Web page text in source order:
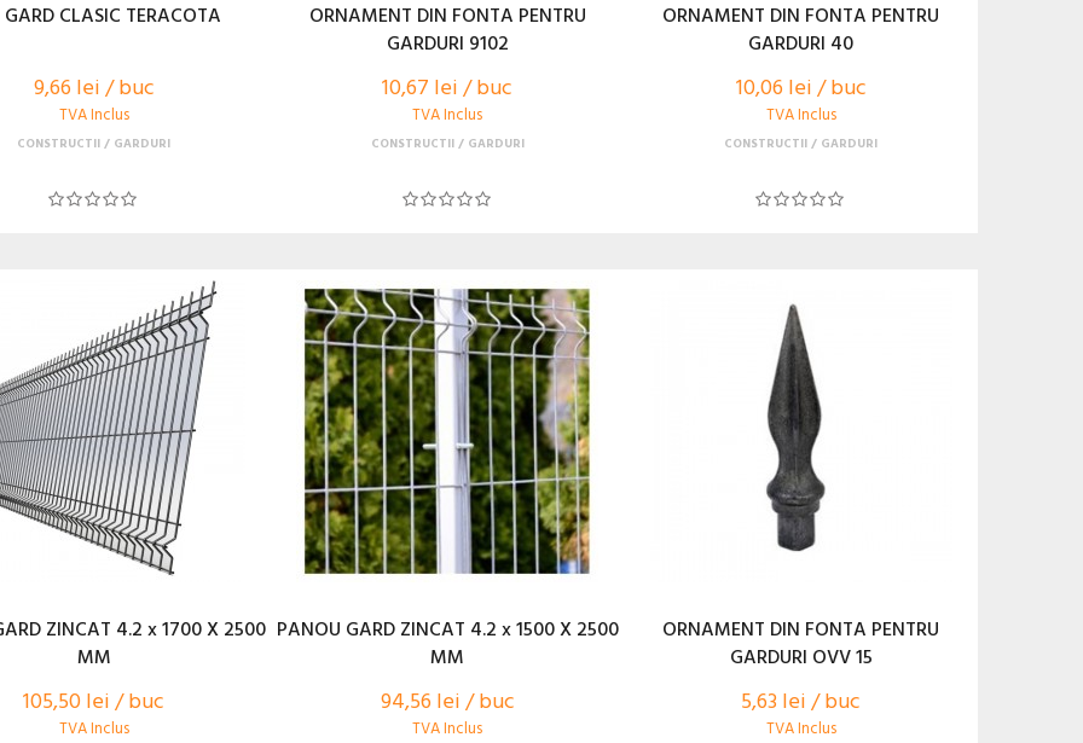
GARD CLASIC TERACOTA
9,66 lei / buc
TVA Inclus
CONSTRUCTII GARDURI
ORNAMENT DIN FONTA PENTRU
GARDURI 9102
10,67 lei / buc
TVA Inclus
CONSTRUCTII GARDURI
ORNAMENT DIN FONTA PENTRU
GARDURI 40
10,06 lei / buc
TVA Inclus
CONSTRUCTII GARDURI
ZINCAT 4.2 x 1700 X 2500
MM
105,50 lei / buc
TVA Inclus
PANOU GARD ZINCAT 4.2 x 1500 X 2500
MM
94,56 lei / buc
TVA Inclus
ORNAMENT DIN FONTA PENTRU
GARDURI OVV 15
5,63 lei / buc
TVA Inclus